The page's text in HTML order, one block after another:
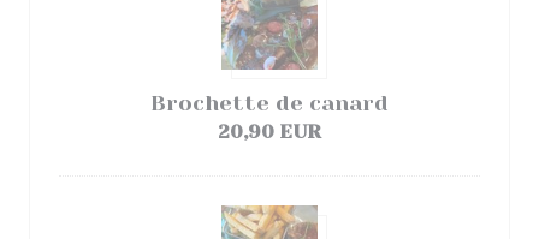
Brochette de canard
20,90 EUR